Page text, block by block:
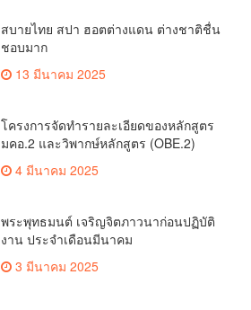
สบายไทย สปา ฮอตต่างแดน ต่างชาติชื่น
ชอบมาก
13 มีนาคม 2025
โครงการจัดทำรายละเอียดของหลักสูตร
มคอ.2 และวิพากษ์หลักสูตร (OBE.2)
4 มีนาคม 2025
พระพุทธมนต์ เจริญจิตภาวนาก่อนปฏิบัติ
งาน ประจำเดือนมีนาคม
3 มีนาคม 2025